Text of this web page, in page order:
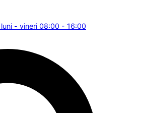
- vineri 08:00 - 16:00